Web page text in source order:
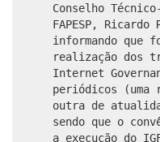
Conselho
FAPESP, Ricardo
informando que
realização dos
Internet
periódicos
outra de
sendo que o
a execução do